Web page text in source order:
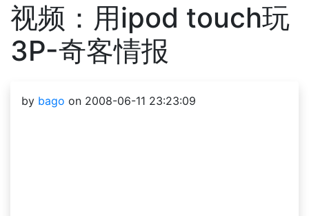
视频：用ipod touch玩
3P-奇客情报
by bago on 2008-06-11 23:23:09